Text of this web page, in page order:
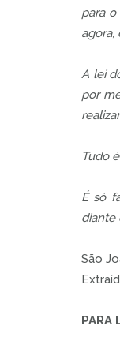
para
agora,
A lei
por
Tudo
É só
diante
São
PARA